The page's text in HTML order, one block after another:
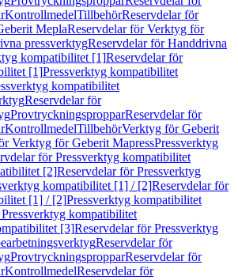
KontrollmedelTillbehörReservdelar för
MeplaReservdelar för Verktyg för
pressverktygReservdelar för Handdrivna
kompatibilitet [1]Reservdelar för
[1]Pressverktyg kompatibilitet
kompatibilitet
Reservdelar för
ProvtryckningspropparReservdelar för
KontrollmedelTillbehörVerktyg för Geberit
Verktyg för Geberit MapressPressverktyg
för Pressverktyg kompatibilitet
[2]Reservdelar för Pressverktyg
kompatibilitet [1] / [2]Reservdelar för
[1] / [2]Pressverktyg kompatibilitet
kompatibilitet
[3]Reservdelar för Pressverktyg
Reservdelar för
ProvtryckningspropparReservdelar för
KontrollmedelReservdelar för